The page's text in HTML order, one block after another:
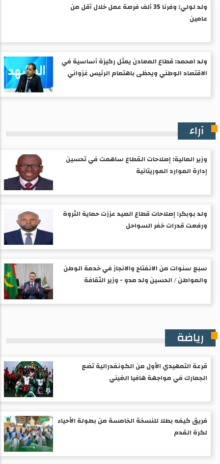
ولد لولي: وفرنا 35 ألف فرصة عمل خلال أقل من
عامين
ولد امحمد: قطاع المعادن يمثل ركيزة أساسية في
الاقتصاد الوطني ويحظى باهتمام الرئيس غزواني
آراء
وزير المالية: إصلاحات القطاع ساهمت في تحسين
إدارة الموارد الموريتانية
ولد بوبكر: إصلاحات قطاع الصيد عززت حماية الثروة
ورفعت قدرات خفر السواحل
سبع سنوات من الانفتاح والانجاز في خدمة الوطن
والمواطن / الحسين ولد مدو - وزير الثقافة
رياضة
قرعة التمهيدي الأول من الكونفدرالية تضع
الجمارك في مواجهة هافيا الغيني
فريق كيفه بطلا للنسخة الخامسة من بطولة الأحياء
لكرة القدم